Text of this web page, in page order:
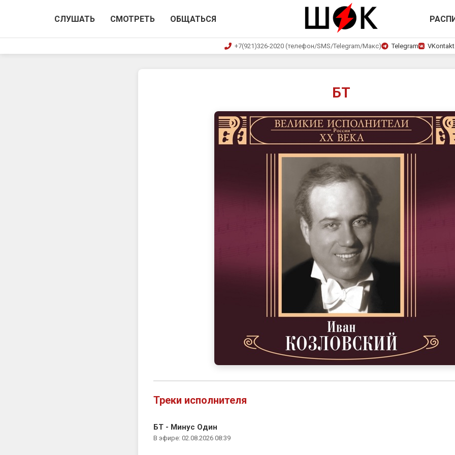
СЛУШАТЬ СМОТРЕТЬ ОБЩАТЬСЯ
+7(921)326-2020 (телефон/SMS/Telegram/Макс) Telegram
БТ
Треки исполнителя
БТ - Минус Один
В эфире: 02.08.2026 08:39